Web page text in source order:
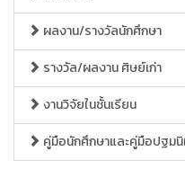
ผลงาน/รางวัลนักศึกษา
รางวัล/ผลงาน ศิษย์เก่า
งานวิจัยในชั้นเรียน
คู่มือนักศึกษาและคู่มือปฐมนิ